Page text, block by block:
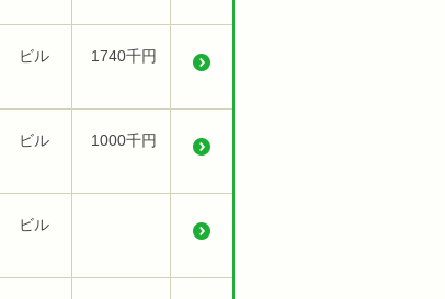
ビル 1740千円
ビル 1000千円
ビル